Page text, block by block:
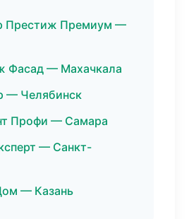
Престиж Премиум —
Фасад — Махачкала
— Челябинск
Профи — Самара
— Санкт-
— Казань